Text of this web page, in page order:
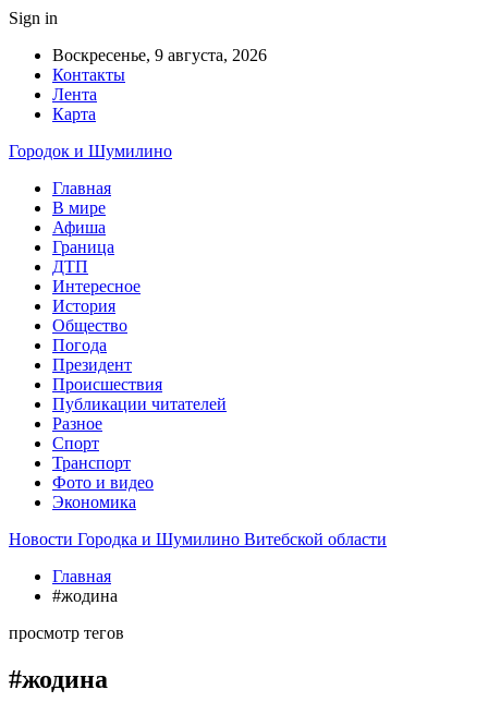
Sign in
Воскресенье, 9 августа, 2026
Контакты
Лента
Карта
Городок и Шумилино
Главная
В мире
Афиша
Граница
ДТП
Интересное
История
Общество
Погода
Президент
Происшествия
Публикации читателей
Разное
Спорт
Транспорт
Фото и видео
Экономика
Новости Городка и Шумилино Витебской области
Главная
#жодина
просмотр тегов
#жодина